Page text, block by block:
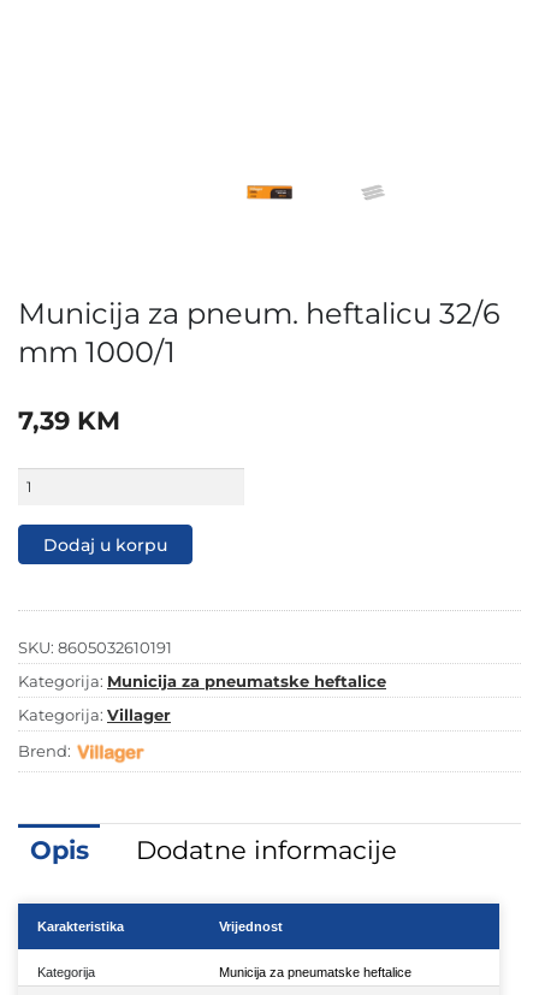
Municija za pneum. heftalicu 32/6
mm 1000/1
7,39 KM
za
heftalicu
32/6
količina
Dodaj u korpu
SKU: 8605032610191
Kategorija: Municija za pneumatske heftalice
Kategorija: Villager
Brend:
Opis Dodatne informacije
Karakteristika Vrijednost
Kategorija Municija za pneumatske heftalice